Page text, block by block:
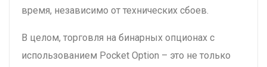
время, независимо от технических сбоев.
В целом, торговля на бинарных опционах с
использованием Pocket Option – это не только